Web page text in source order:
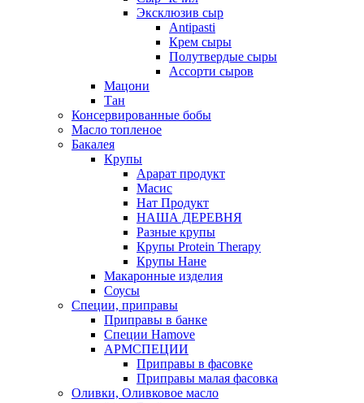
Эксклюзив сыр
Antipasti
Крем сыры
Полутвердые сыры
Ассорти сыров
Мацони
Тан
Консервированные бобы
Масло топленое
Бакалея
Крупы
Арарат продукт
Масис
Нат Продукт
НАША ДЕРЕВНЯ
Разные крупы
Крупы Protein Therapy
Крупы Нане
Макаронные изделия
Соусы
Специи, приправы
Приправы в банке
Специи Hamove
АРМСПЕЦИИ
Приправы в фасовке
Приправы малая фасовка
Оливки, Оливковое масло